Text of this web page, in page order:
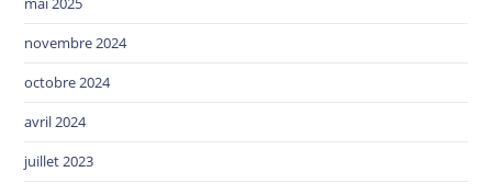
novembre 2024
octobre 2024
avril 2024
juillet 2023